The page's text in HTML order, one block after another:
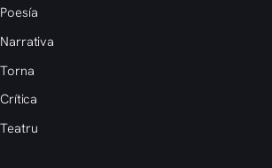
Poesía
Narrativa
Torna
Crítica
Teatru